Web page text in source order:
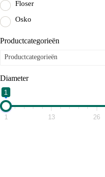
Floser
Osko
Productcategorieën
Productcategorieën
Diameter
1
1 13 26